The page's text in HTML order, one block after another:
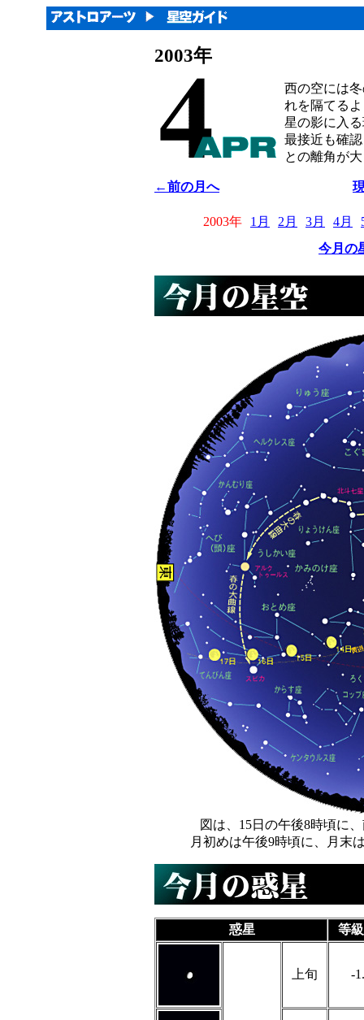
2003年
西の空には
れを隔てる
星の影に入
最接近も確
との離角が
←前の月へ
2003年 1月 2月 3月 4月
今月の
図は、15日の午後8時頃に
月初めは午後9時頃に、月末
惑星 等級
上旬 -